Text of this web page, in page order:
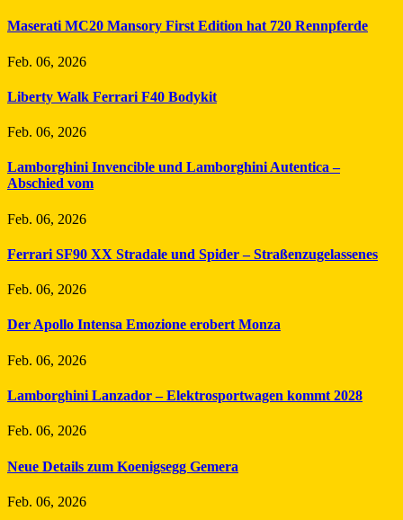
Maserati MC20 Mansory First Edition hat 720 Rennpferde
Feb. 06, 2026
Liberty Walk Ferrari F40 Bodykit
Feb. 06, 2026
Lamborghini Invencible und Lamborghini Autentica –
Abschied vom
Feb. 06, 2026
Ferrari SF90 XX Stradale und Spider – Straßenzugelassenes
Feb. 06, 2026
Der Apollo Intensa Emozione erobert Monza
Feb. 06, 2026
Lamborghini Lanzador – Elektrosportwagen kommt 2028
Feb. 06, 2026
Neue Details zum Koenigsegg Gemera
Feb. 06, 2026